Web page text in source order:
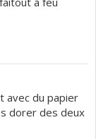
avec du papier
dorer des deux